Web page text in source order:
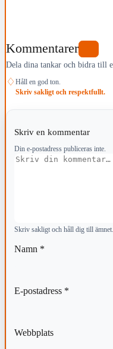
Kommentarer
Dela dina tankar och bidra till
♢ Håll en god ton.
Skriv sakligt och respektfullt.
Skriv en kommentar
Din e-postadress publiceras inte.
Kommentar
Skriv sakligt och håll dig till ämnet.
Namn *
E-postadress *
Webbplats